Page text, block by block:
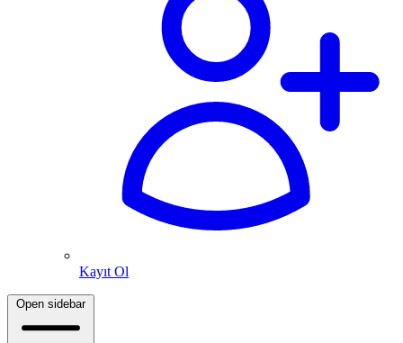
Kayıt Ol
Open sidebar